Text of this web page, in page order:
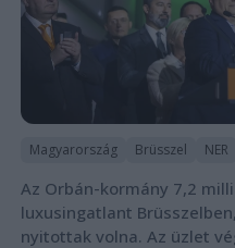
Magyarország Brüsszel NER
Az Orbán-kormány 7,2
luxusingatlant
nyitottak volna. Az üzlet